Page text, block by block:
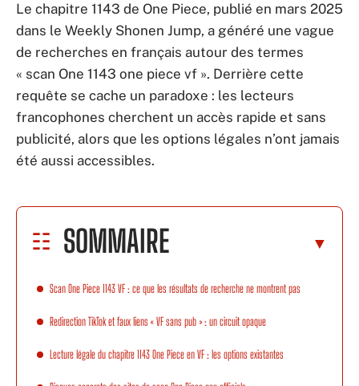
Le chapitre 1143 de One Piece, publié en mars 2025
dans le Weekly Shonen Jump, a généré une vague
de recherches en français autour des termes
« scan One 1143 one piece vf ». Derrière cette
requête se cache un paradoxe : les lecteurs
francophones cherchent un accès rapide et sans
publicité, alors que les options légales n’ont jamais
été aussi accessibles.
SOMMAIRE
Scan One Piece 1143 VF : ce que les résultats de recherche ne montrent pas
Redirection TikTok et faux liens « VF sans pub » : un circuit opaque
Lecture légale du chapitre 1143 One Piece en VF : les options existantes